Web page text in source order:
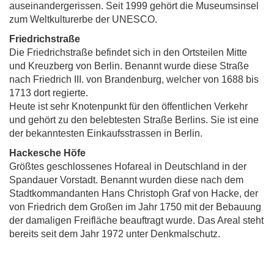
auseinandergerissen. Seit 1999 gehört die Museumsinsel
zum Weltkulturerbe der UNESCO.
Friedrichstraße
Die Friedrichstraße befindet sich in den Ortsteilen Mitte
und Kreuzberg von Berlin. Benannt wurde diese Straße
nach Friedrich III. von Brandenburg, welcher von 1688 bis
1713 dort regierte.
Heute ist sehr Knotenpunkt für den öffentlichen Verkehr
und gehört zu den belebtesten Straße Berlins. Sie ist eine
der bekanntesten Einkaufsstrassen in Berlin.
Hackesche Höfe
Größtes geschlossenes Hofareal in Deutschland in der
Spandauer Vorstadt. Benannt wurden diese nach dem
Stadtkommandanten Hans Christoph Graf von Hacke, der
von Friedrich dem Großen im Jahr 1750 mit der Bebauung
der damaligen Freifläche beauftragt wurde. Das Areal steht
bereits seit dem Jahr 1972 unter Denkmalschutz.